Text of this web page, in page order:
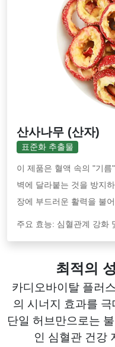
산사나무 (산자)
표준화 추출물
이 제품은 혈액 속의 "기
벽에 달라붙는 것을 방지
장에 부드러운 활력을 불
주요 효능: 심혈관계 강화
최적의
카디오바이탈 플러
의 시너지 효과를
단일 허브만으로는
인 심혈관 건강